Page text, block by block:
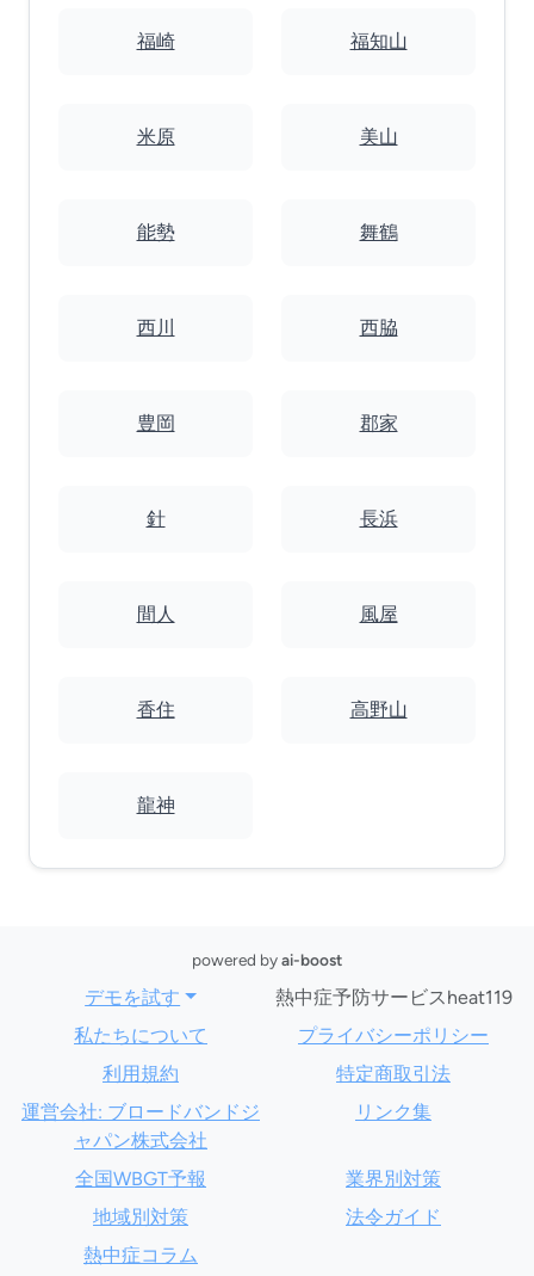
福崎 福知山
米原 美山
能勢 舞鶴
西川 西脇
豊岡 郡家
針 長浜
間人 風屋
香住 高野山
龍神
powered byai-boost
デモを試す
熱中症予防サービスheat119
私たちについて
プライバシーポリシー
利用規約
特定商取引法
運営会社: ブロードバンドジ
ャパン株式会社
リンク集
全国WBGT予報
業界別対策
地域別対策
法令ガイド
熱中症コラム